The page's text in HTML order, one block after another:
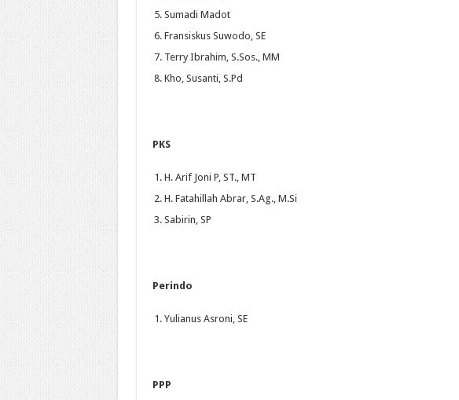
Sumadi Madot
Fransiskus Suwodo, SE
Terry Ibrahim, S.Sos., MM
Kho, Susanti, S.Pd
PKS
H. Arif Joni P, ST., MT
H. Fatahillah Abrar, S.Ag., M.Si
Sabirin, SP
Perindo
Yulianus Asroni, SE
PPP